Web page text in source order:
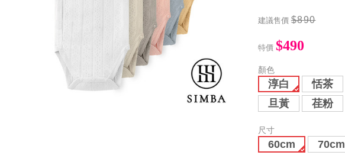
建議售價 $890
特價 $490
顏色
淳白 恬茶
旦黃
荏粉
尺寸
60cm 70cm